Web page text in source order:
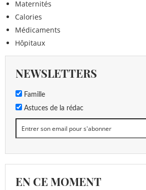
Maternités
Calories
Médicaments
Hôpitaux
NEWSLETTERS
Famille
Astuces de la rédac
EN CE MOMENT